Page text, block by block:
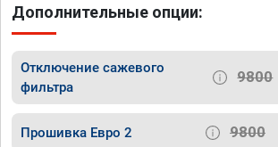
Дополнительные опции:
Отключение сажевого
фильтра
9800
Прошивка Евро 2 9800